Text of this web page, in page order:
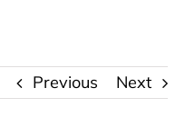
Previous Next